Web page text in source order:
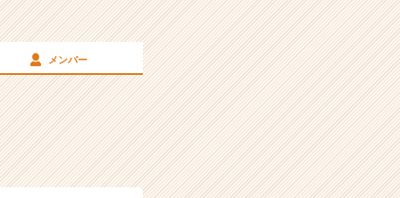
メンバー